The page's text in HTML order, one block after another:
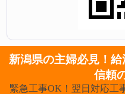
新潟県の主婦必見！
信頼
緊急工事OK！翌日対応工